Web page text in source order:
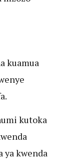
kuamua
kutoka
ya kwenda